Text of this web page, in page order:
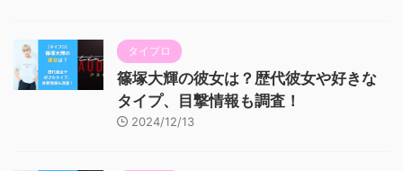
タイプロ
篠塚大輝の彼女は？歴代彼女や好きな
タイプ、目撃情報も調査！
2024/12/13